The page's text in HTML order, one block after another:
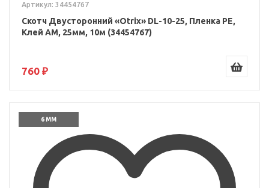
Артикул: 34454767
Скотч Двусторонний «Otrix» DL-10-25, Пленка PE,
Клей AM, 25мм, 10м (34454767)
760 ₽
6 ММ